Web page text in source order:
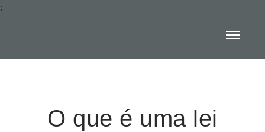
:
O que é uma lei